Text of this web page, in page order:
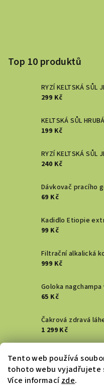
Tento web používá
tohoto webu vyjadřujete
Více informacízde.
Top 10 produktů
RYZÍ KELTSKÁ SŮL
299 Kč
KELTSKÁ SŮL
199 Kč
RYZÍ KELTSKÁ SŮL
240 Kč
Dávkovač pracího
69 Kč
Kadidlo Etiopie
99 Kč
Filtrační alkalická
999 Kč
Goloka
65 Kč
Čakrová zdravá
1 299 Kč
Vykuřovací svazek -
129 Kč
DENTAL ACTIV